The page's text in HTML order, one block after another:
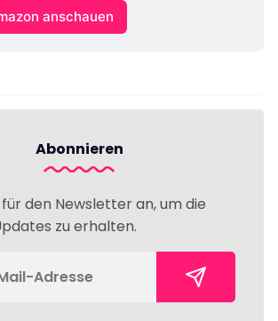
anschauen
Abonnieren
den Newsletter an, um die
zu erhalten.